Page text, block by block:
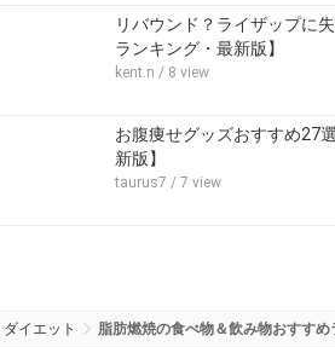
リバウンド？ライザップに
ランキング・最新版】
kent.n / 8 view
お腹痩せグッズおすすめ27
新版】
taurus7 / 7 view
ダイエット 脂肪燃焼の食べ物＆飲み物おすすめ